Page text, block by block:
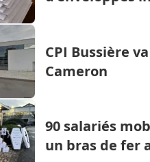
CPI Bussière
Cameron
90 salariés
un bras de fer